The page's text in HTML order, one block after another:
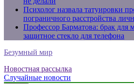
Психолог назвала татуировки
пограничного расстройства
Профессор Барматова: брак для
защитное стекло для телефона
Безумный мир
Новостная рассылка
Случайные новости